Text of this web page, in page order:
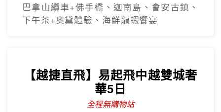
巴拿山纜車+佛手橋、迦南島、會安古鎮、
下午茶+奧黛體驗、海鮮龍蝦饗宴
【越捷直飛】易起飛中越雙城奢
華5日
全程無購物站